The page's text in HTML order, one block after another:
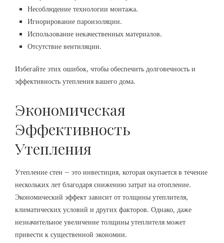
Несоблюдение технологии монтажа.
Игнорирование пароизоляции.
Использование некачественных материалов.
Отсутствие вентиляции.
Избегайте этих ошибок, чтобы обеспечить долговечность и
эффективность утепления вашего дома.
Экономическая
Эффективность
Утепления
Утепление стен – это инвестиция, которая окупается в течение
нескольких лет благодаря снижению затрат на отопление.
Экономический эффект зависит от толщины утеплителя,
климатических условий и других факторов. Однако, даже
незначительное увеличение толщины утеплителя может
привести к существенной экономии.